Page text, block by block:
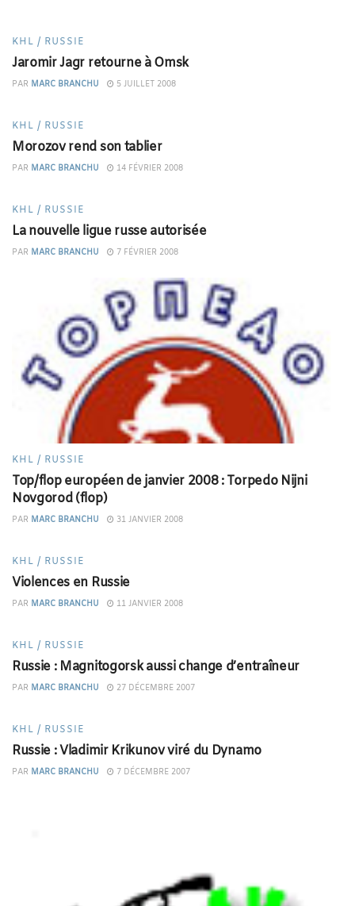
KHL / RUSSIE
Jaromir Jagr retourne à Omsk
PAR MARC BRANCHU 5 JUILLET 2008
KHL / RUSSIE
Morozov rend son tablier
PAR MARC BRANCHU 14 FÉVRIER 2008
KHL / RUSSIE
La nouvelle ligue russe autorisée
PAR MARC BRANCHU 7 FÉVRIER 2008
KHL / RUSSIE
Top/flop européen de janvier 2008 : Torpedo Nijni
Novgorod (flop)
PAR MARC BRANCHU 31 JANVIER 2008
KHL / RUSSIE
Violences en Russie
PAR MARC BRANCHU 11 JANVIER 2008
KHL / RUSSIE
Russie : Magnitogorsk aussi change d’entraîneur
PAR MARC BRANCHU 27 DÉCEMBRE 2007
KHL / RUSSIE
Russie : Vladimir Krikunov viré du Dynamo
PAR MARC BRANCHU 7 DÉCEMBRE 2007